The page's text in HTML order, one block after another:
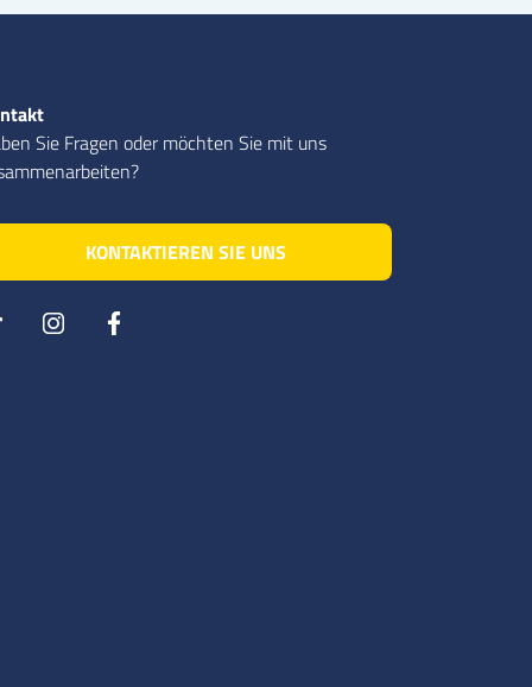
Sie Fragen oder möchten Sie mit uns
KONTAKTIEREN SIE UNS